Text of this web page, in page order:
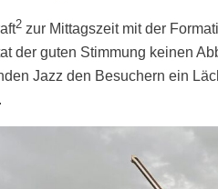
2 zur Mittagszeit mit der
der guten Stimmung keinen
Jazz den Besuchern ein